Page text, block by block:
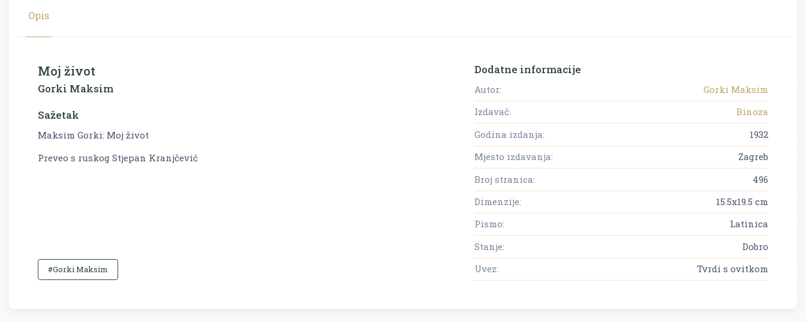
Opis
Moj život
Gorki Maksim
Sažetak
Maksim Gorki: Moj život
Preveo s ruskog Stjepan Kranjčević
#Gorki Maksim
Dodatne informacije
Autor:
Gorki Maksim
Izdavač:
Binoza
Godina izdanja:
1932
Mjesto izdavanja:
Zagreb
Broj stranica:
496
Dimenzije:
15.5x19.5 cm
Pismo:
Latinica
Stanje:
Dobro
Uvez:
Tvrdi s ovitkom